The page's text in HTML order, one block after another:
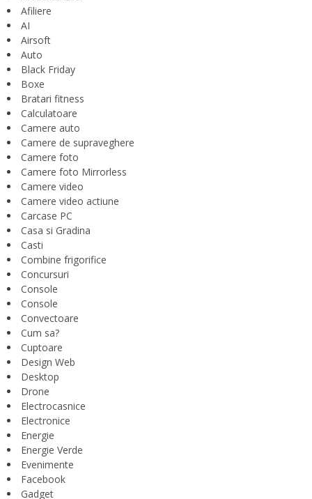
Afiliere
AI
Airsoft
Auto
Black Friday
Boxe
Bratari fitness
Calculatoare
Camere auto
Camere de supraveghere
Camere foto
Camere foto Mirrorless
Camere video
Camere video actiune
Carcase PC
Casa si Gradina
Casti
Combine frigorifice
Concursuri
Console
Console
Convectoare
Cum sa?
Cuptoare
Design Web
Desktop
Drone
Electrocasnice
Electronice
Energie
Energie Verde
Evenimente
Facebook
Gadget